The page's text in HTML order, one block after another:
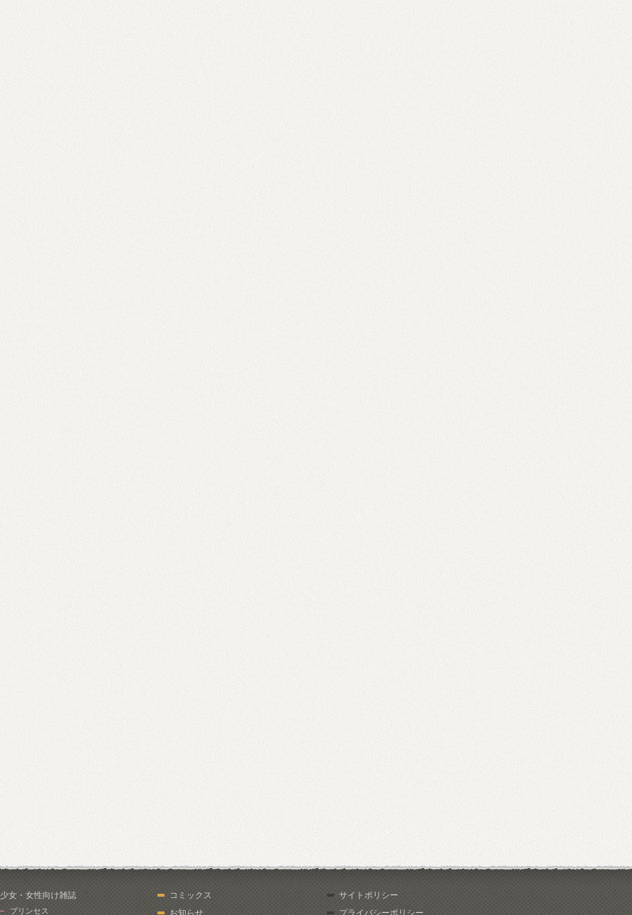
少女・女性向け雑誌
プリンセス
コミックス
お知らせ
サイトポリシー
プライバシーポリシー